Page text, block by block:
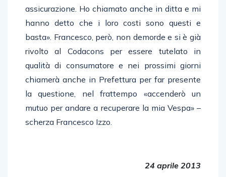
assicurazione. Ho chiamato anche in ditta e mi
hanno detto che i loro costi sono questi e
basta». Francesco, però, non demorde e si è già
rivolto al Codacons per essere tutelato in
qualità di consumatore e nei prossimi giorni
chiamerà anche in Prefettura per far presente
la questione, nel frattempo «accenderò un
mutuo per andare a recuperare la mia Vespa» –
scherza Francesco Izzo.
24 aprile 2013